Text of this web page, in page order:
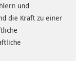
und
die Kraft zu einer